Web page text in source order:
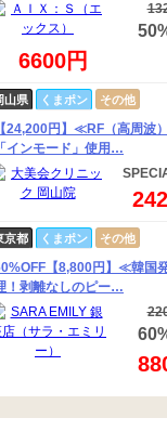
6600円
山県 くまポン その他
【24,200円】≪RF（高周波
「インモード」使用…
京都 くまポン その他
【8,800円】≪韓国
！剥離なしのピー…